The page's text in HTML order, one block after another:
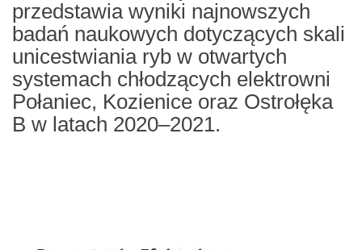
przedstawia wyniki najnowszych
badań naukowych dotyczących skali
unicestwiania ryb w otwartych
systemach chłodzących elektrowni
Połaniec, Kozienice oraz Ostrołęka
B w latach 2020–2021.